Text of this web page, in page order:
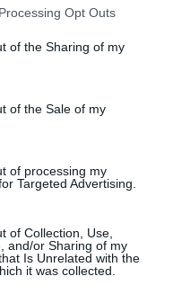
website/app uses one or
or usage behaviour. You
to Google and its third-party
specified purposes in
Opt Outs
of the Sharing of my
of the Sale of my
of processing my
Targeted Advertising.
of Collection, Use,
and/or Sharing of my
Is Unrelated with the
it was collected.
in tempo reale?
Google News